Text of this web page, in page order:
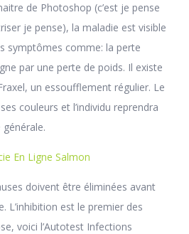
de Photoshop (c’est je pense
je pense), la maladie est visible
symptômes comme: la perte
par une perte de poids. Il existe
un essoufflement régulier. Le
couleurs et l’individu reprendra
En Ligne Salmon
doivent être éliminées avant
L’inhibition est le premier des
voici l’Autotest Infections